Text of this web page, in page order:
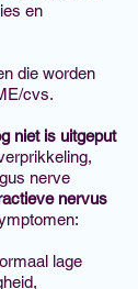
en
die worden
cvs.
niet is uitgeput
nerve
nervus
lage